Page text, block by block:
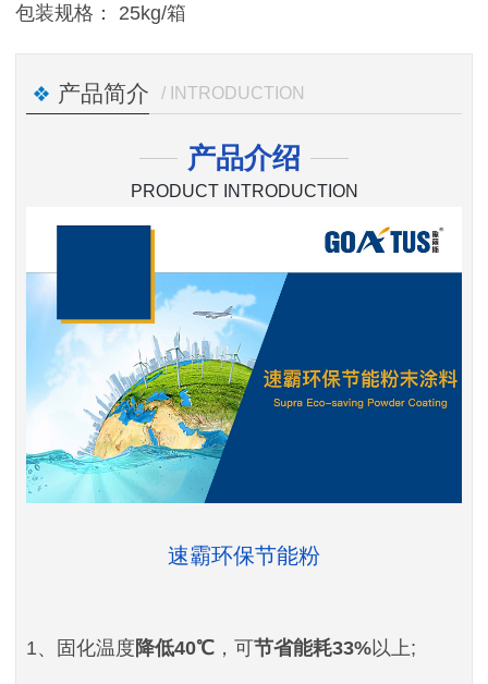
包装规格： 25kg/箱
产品简介 / INTRODUCTION
产品介绍
PRODUCT INTRODUCTION
速霸环保节能粉
1、固化温度 降低40℃，可节省能耗33%以上;